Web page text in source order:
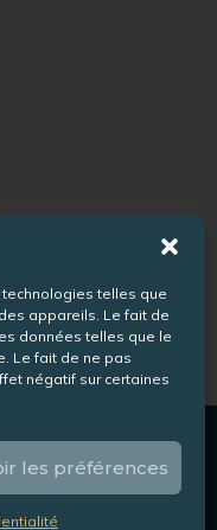
telles que
appareils. Le fait de
données telles que le
Le fait de ne pas
négatif sur certaines
les préférences
Nous contacter